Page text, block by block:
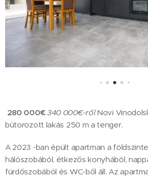
280 000€340 000€-rőlNovi
bútorozott lakás 250 m a tenger.
A 2023 -ban épült apartman a
hálószobából, étkezős konyhából,
fürdőszobából és WC-ből áll. Az